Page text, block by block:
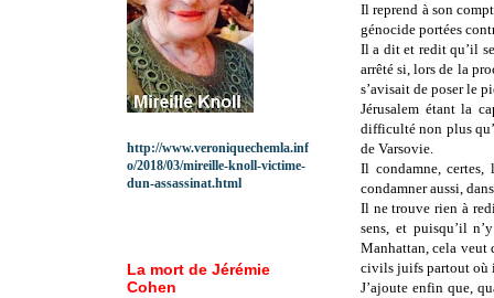
Il reprend à son
génocide portées
Il a dit et redit qu’il
arrêté si, lors de la
s’avisait de poser le
Jérusalem étant la
difficulté non plus
de Varsovie.
Il condamne,
condamner aussi,
Il ne trouve rien à
sens, et puisqu’il
Manhattan, cela veut
civils juifs partout où
J’ajoute enfin que,
http://www.veroniquechemla.inf
o/2018/03/mireille-knoll-victime-
dun-assassinat.html
La mort de Jérémie
Cohen